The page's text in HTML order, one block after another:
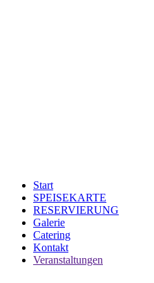
Start
SPEISEKARTE
RESERVIERUNG
Galerie
Catering
Kontakt
Veranstaltungen